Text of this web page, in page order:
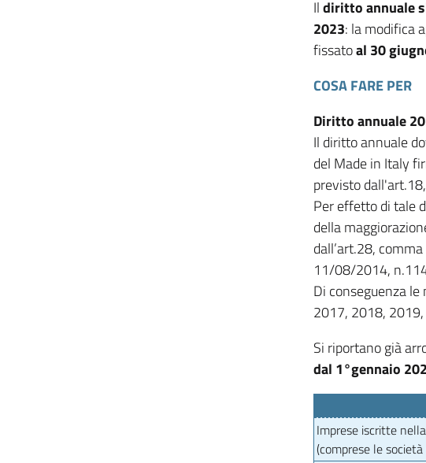
Ildiritto annuale
2023: la modifica
fissatoal 30
COSA FARE PER
Diritto annuale
Il diritto annuale
del Made in Italy
previsto
Per effetto di tale
della
dall’art.28,
11/08/2014,
Di conseguenza
2017, 2018,
Si riportano già
dal 1°gennaio
Imprese iscritte
(comprese le